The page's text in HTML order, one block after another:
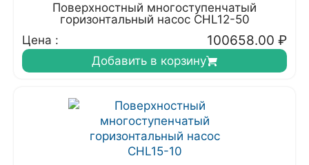
Поверхностный многоступенчатый
горизонтальный насос CHL12-50
Цена :
100658.00 ₽
Добавить в корзину